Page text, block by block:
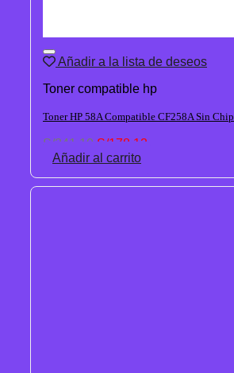
Añadir a la lista de deseos
Toner compatible hp
Toner HP 58A Compatible CF258A Sin Chip
S/341.10 El
precio
era:
S/178.13
es:
Añadir al carrito